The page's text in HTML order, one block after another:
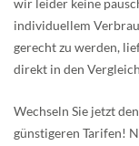
wir leider keine
individuellem
gerecht zu werden,
direkt in den
Wechseln Sie jetzt
günstigeren Tarifen!